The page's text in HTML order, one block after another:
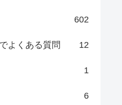
602
よくある質問 12
1
6